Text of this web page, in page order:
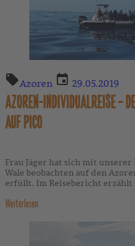
Azoren 29.05.2019
AZOREN-INDIVIDUALREISE –
AUF PICO
Frau Jäger hat sich mit
Wale beobachten auf den
erfüllt. Im Reisebericht
Weiterlesen